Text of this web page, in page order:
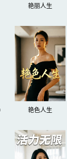
艳丽人生
艳色人生